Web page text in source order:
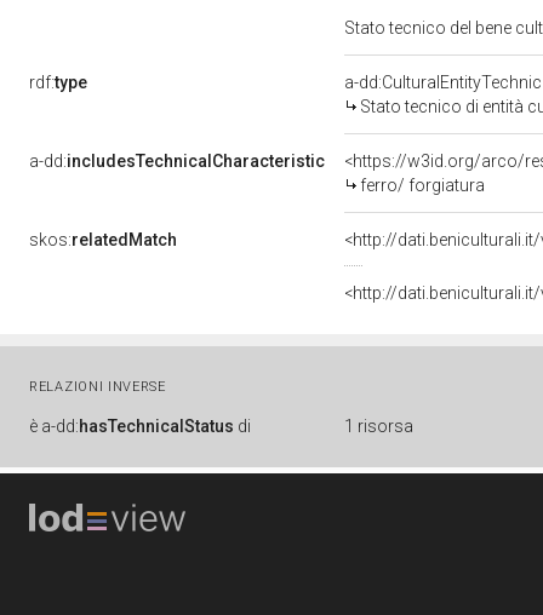
Stato tecnico del bene
rdf:type
a-
Stato tecnico di entità
a-dd:includesTechnicalCharacteristic
<https://w3id.org/arco/
ferro/ forgiatura
skos:relatedMatch <http://
<http://
RELAZIONI INVERSE
è a-dd:hasTechnicalStatus di 1 risorsa